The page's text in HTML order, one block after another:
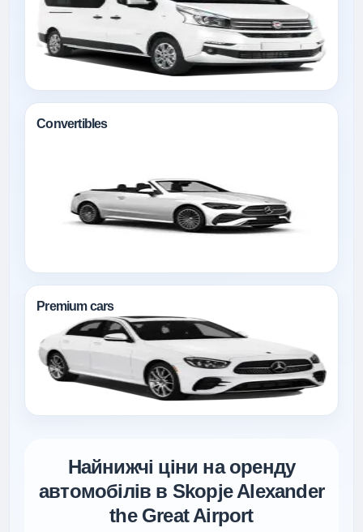
Convertibles
Premium cars
Найнижчі ціни на оренду
автомобілів в Skopje Alexander
the Great Airport